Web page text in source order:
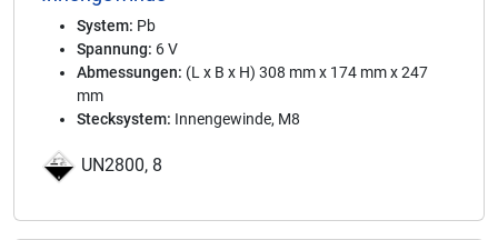
System: Pb
Spannung: 6 V
Abmessungen: (L x B x H) 308 mm x 174 mm x 247
mm
Stecksystem: Innengewinde, M8
UN2800, 8